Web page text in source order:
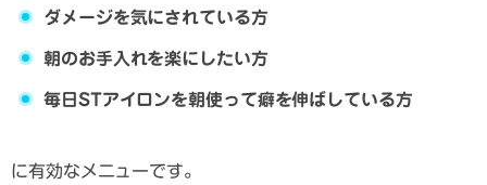
ダメージを気にされている方
朝のお手入れを楽にしたい方
毎日STアイロンを朝使って癖を伸ばしている方
に有効なメニューです。